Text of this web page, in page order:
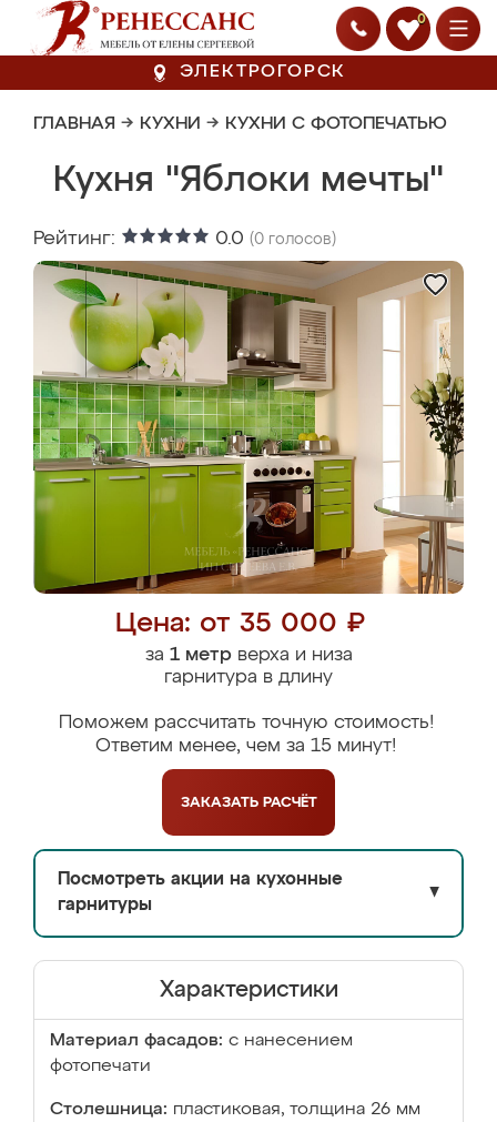
0
ЭЛЕКТРОГОРСК
ГЛАВНАЯ → КУХНИ → КУХНИ С ФОТОПЕЧАТЬЮ
Кухня "Яблоки мечты"
Рейтинг: 0.0 (0 голосов)
Цена: от 35 000 ₽
за 1 метрверха и низа
гарнитура в длину
Поможем рассчитать точную стоимость!
Ответим менее, чем за 15 минут!
ЗАКАЗАТЬ РАСЧЁТ
Посмотреть акции на кухонные
гарнитуры
▼
Характеристики
Материал фасадов: с нанесением
фотопечати
Столешница: пластиковая, толщина 26 мм